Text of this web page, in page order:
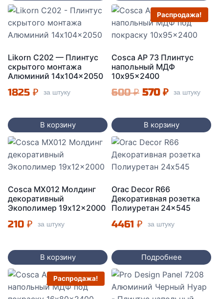
434 ₽.
Likorn C202 — Плинтус
скрытого монтажа
Алюминий 14x104x2050
1825 ₽ за штуку
В корзину
Распродажа!
Cosca AP 73 Плинтус
напольный МДФ
10x95x2400
600₽ Первоначальная
составляла
600 ₽.
570 ₽Текущая
570 ₽.
за штуку
В корзину
Cosca MX012 Молдинг
декоративный
Экополимер 19x12x2000
210 ₽ за штуку
В корзину
Orac Decor R66
Декоративная розетка
Полиуретан 24×545
4461 ₽ за штуку
Подробнее
Распродажа!